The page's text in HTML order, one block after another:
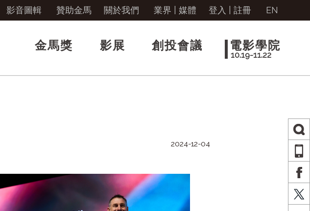
影音圖輯 贊助金馬 關於我們 業界 | 媒體 登入 註冊 EN
金馬獎 影展 創投會議 電影學院
10.19-11.22
2024-12-04
X